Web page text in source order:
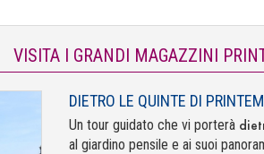
VISITA I GRANDI MAGAZZINI
DIETRO LE QUINTE DI
Un tour guidato che vi porterà
al giardino pensile e ai suoi